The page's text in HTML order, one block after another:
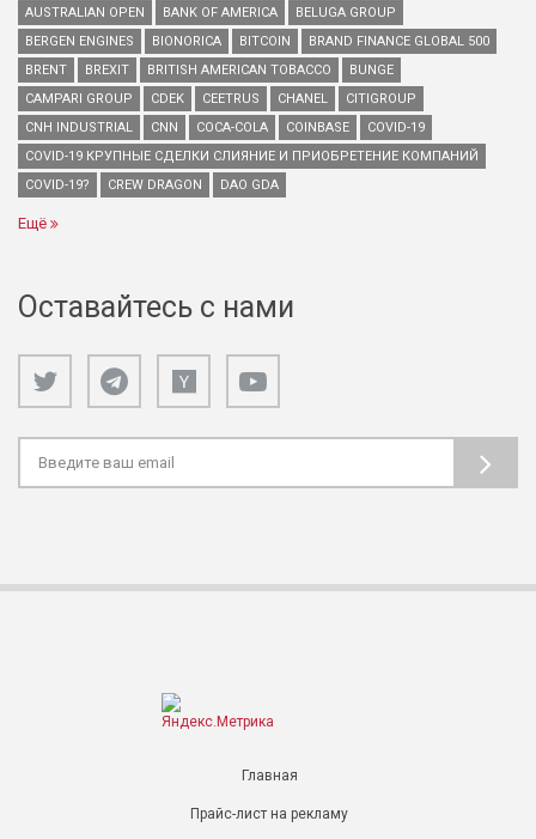
AUSTRALIAN OPEN
BANK OF AMERICA
BELUGA GROUP
BERGEN ENGINES
BIONORICA BITCOIN
BRAND FINANCE GLOBAL 500
BRENT
BREXIT BRITISH AMERICAN TOBACCO
BUNGE
CAMPARI GROUP
CDEK CEETRUS CHANEL
CITIGROUP
CNH INDUSTRIAL
CNN COCA-COLA COINBASE
COVID-19
COVID-19 КРУПНЫЕ СДЕЛКИ СЛИЯНИЕ И ПРИОБРЕТЕНИЕ КОМПАНИЙ
COVID-19?
CREW DRAGON DAO GDA
Ещё
Оставайтесь с нами
Главная
Прайс-лист на рекламу